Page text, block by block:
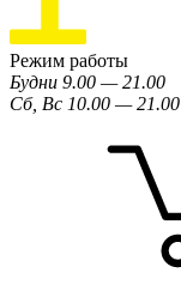
Режим работы
Будни 9.00 — 21.00
Сб, Вс 10.00 — 21.00